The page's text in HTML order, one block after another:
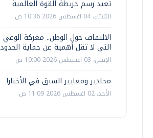
تعيد رسم خريطة القوة العالمية
الثلاثاء، 04 اغسطس 2026 10:36 ص
الالتفاف حول الوطن.. معركة الوعي
التي لا تقل أهمية عن حماية الحدود
الإثنين، 03 اغسطس 2026 10:00 ص
محاذير ومعايير السبق في الأخبار!
الأحد، 02 اغسطس 2026 11:09 ص